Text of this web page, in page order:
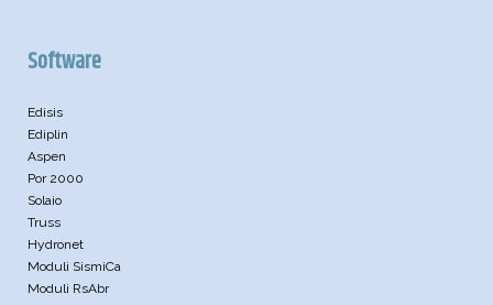
Software
Edisis
Ediplin
Aspen
Por 2000
Solaio
Truss
Hydronet
Moduli SismiCa
Moduli RsAbr